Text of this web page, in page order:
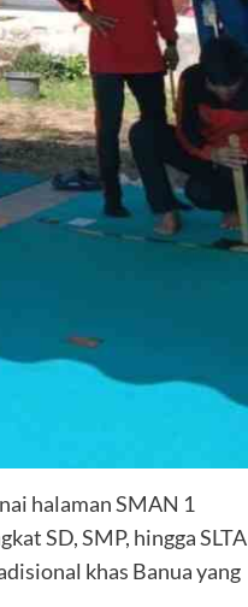
halaman SMAN 1
SD, SMP, hingga SLTA
khas Banua yang